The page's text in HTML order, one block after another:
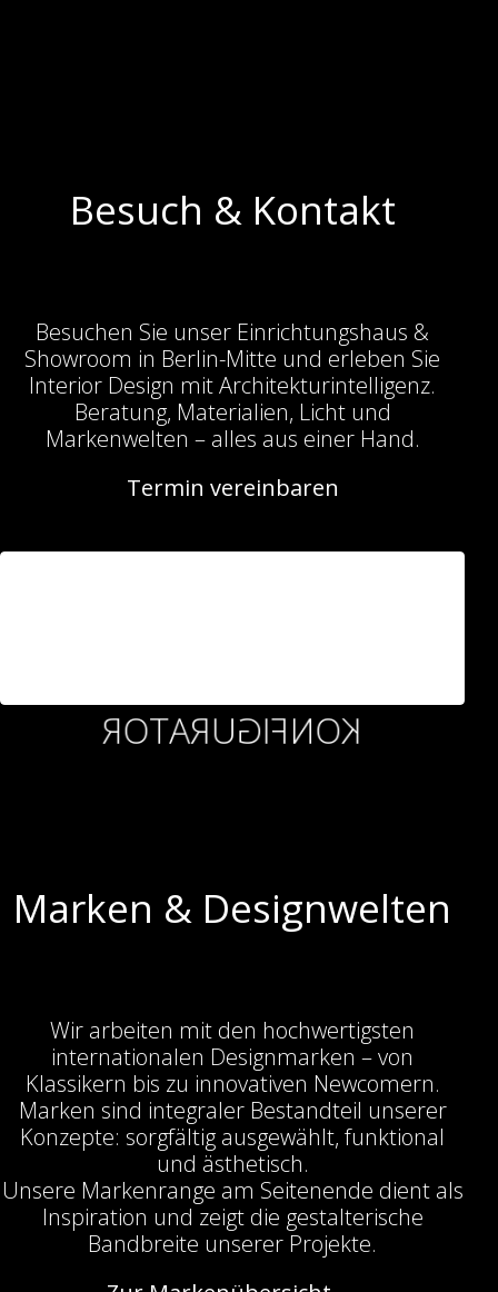
Besuch & Kontakt
Besuchen Sie unser Einrichtungshaus &
Showroom in Berlin-Mitte und erleben Sie
Interior Design mit Architekturintelligenz.
Beratung, Materialien, Licht und
Markenwelten – alles aus einer Hand.
Termin vereinbaren
KONFIGURATOR
Marken & Designwelten
Wir arbeiten mit den hochwertigsten
internationalen Designmarken – von
Klassikern bis zu innovativen Newcomern.
Marken sind integraler Bestandteil unserer
Konzepte: sorgfältig ausgewählt, funktional
und ästhetisch.
Unsere Markenrange am Seitenende dient als
Inspiration und zeigt die gestalterische
Bandbreite unserer Projekte.